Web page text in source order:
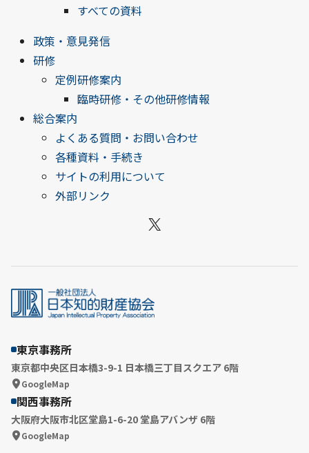
すべての資料
政策・意見発信
研修
定例研修案内
臨時研修・その他研修情報
総合案内
よくある質問・お問い合わせ
各種資料・手続き
サイトの利用について
外部リンク
X
東京事務所
東京都中央区日本橋3-9-1 日本橋三丁目スクエア 6階
GoogleMap
関西事務所
大阪府大阪市北区堂島1-6-20 堂島アバンザ 6階
GoogleMap